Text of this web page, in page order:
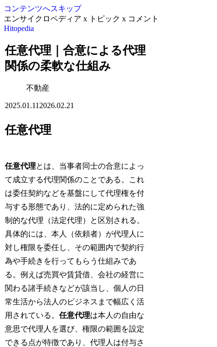
コンテンツへスキップ
エンサイクロペディア x トピック x コメント
Hitopedia
任意代理｜合意による代理
関係の柔軟な仕組み
不動産
2025.01.11 2026.02.21
任意代理
任意代理とは、当事者同士の合意によっ
て成立する代理関係のことである。これ
は委任契約などを基盤にして代理権を付
与する形態であり、法的に定められた強
制的な代理（法定代理）と区別される。
具体的には、本人（依頼者）が代理人に
対し権限を委任し、その範囲内で契約行
為や手続きを行ってもらう仕組みであ
る。例えば売買や賃貸借、会社の経営に
関わる諸手続きなどが該当し、個人の日
常生活から法人のビジネスまで幅広く活
用されている。任意代理は本人の自由な
意思で代理人を選び、権限の範囲を設定
できる点が特徴であり、代理人は付与さ